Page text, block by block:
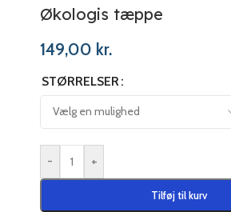
Økologis tæppe
149,00 kr.
STØRRELSER
- +
Tilføj til kurv